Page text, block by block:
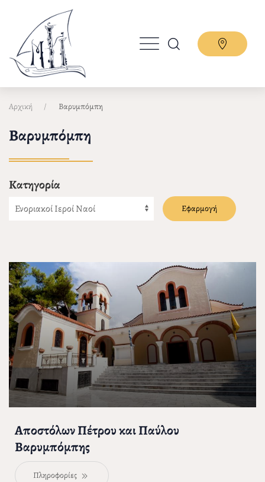
κυρίως
περιεχόμενο
Αρχική Βαρυμπόμπη
Βαρυμπόμπη
Κατηγορία
Αποστόλων Πέτρου και Παύλου
Βαρυμπόμπης
Πληροφορίες